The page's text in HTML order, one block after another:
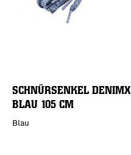
SCHNÜRSENKEL DENIMX
BLAU 105 CM
Blau